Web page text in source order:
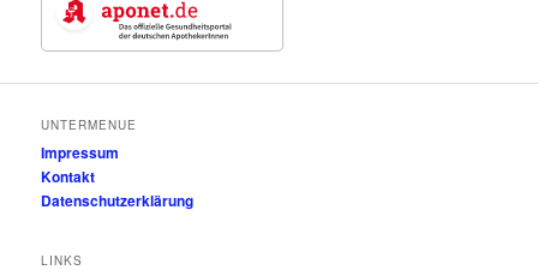
UNTERMENUE
Impressum
Kontakt
Datenschutzerklärung
LINKS